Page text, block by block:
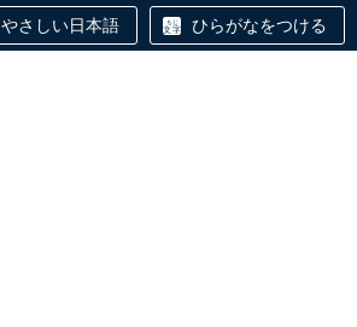
やさしい日本語 ひらがなをつける